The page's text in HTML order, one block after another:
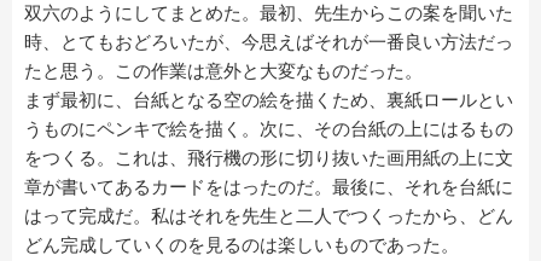
双六のようにしてまとめた。最初、先生からこの案を聞いた
時、とてもおどろいたが、今思えばそれが一番良い方法だっ
たと思う。この作業は意外と大変なものだった。
まず最初に、台紙となる空の絵を描くため、裏紙ロールとい
うものにペンキで絵を描く。次に、その台紙の上にはるもの
をつくる。これは、飛行機の形に切り抜いた画用紙の上に文
章が書いてあるカードをはったのだ。最後に、それを台紙に
はって完成だ。私はそれを先生と二人でつくったから、どん
どん完成していくのを見るのは楽しいものであった。